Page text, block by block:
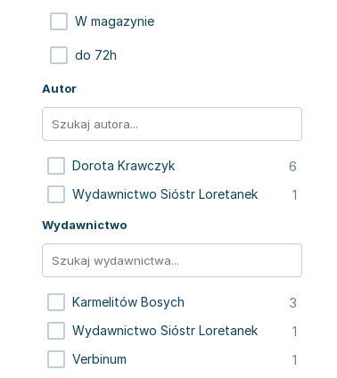
W magazynie
do 72h
Autor
Dorota Krawczyk 6
Wydawnictwo Sióstr Loretanek 1
Wydawnictwo
Karmelitów Bosych 3
Wydawnictwo Sióstr Loretanek 1
Verbinum 1